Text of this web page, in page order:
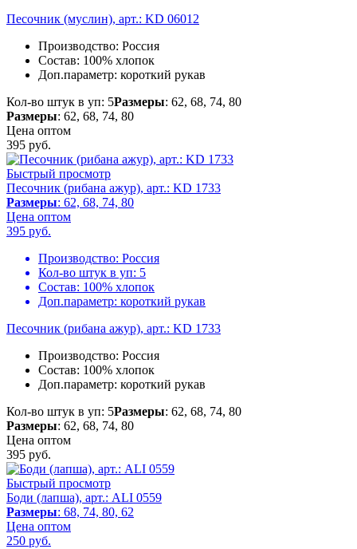
Песочник (муслин), арт.: KD 06012
Производство: Россия
Состав: 100% хлопок
Доп.параметр: короткий рукав
Кол-во штук в уп: 5Размеры: 62, 68, 74, 80
Размеры: 62, 68, 74, 80
Цена оптом
395 руб.
Быстрый просмотр
Песочник (рибана ажур), арт.: KD 1733
Размеры: 62, 68, 74, 80
Цена оптом
395 руб.
Производство: Россия
Кол-во штук в уп: 5
Состав: 100% хлопок
Доп.параметр: короткий рукав
Песочник (рибана ажур), арт.: KD 1733
Производство: Россия
Состав: 100% хлопок
Доп.параметр: короткий рукав
Кол-во штук в уп: 5Размеры: 62, 68, 74, 80
Размеры: 62, 68, 74, 80
Цена оптом
395 руб.
Быстрый просмотр
Боди (лапша), арт.: ALI 0559
Размеры: 68, 74, 80, 62
Цена оптом
250 руб.